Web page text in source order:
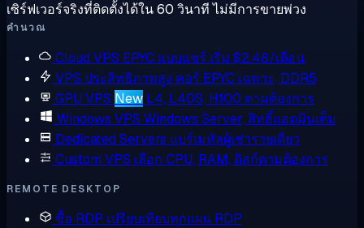
เซิร์ฟเวอร์จริงที่ติดตั้งได้ใน 60 วินาที ไม่มีการขายพ่วง
คำนวณ
Cloud VPS EPYC แบบแชร์ เริ่ม $2.48/เดือน
VPS ประสิทธิภาพสูง คอร์ EPYC เฉพาะ, DDR5
GPU VPS New L4, L40S, H100 ตามต้องการ
Windows VPS Windows Server, สิทธิ์แอดมินเต็ม
Dedicated Servers แบร์เมทัลผู้เช่ารายเดียว
Custom VPS เลือก CPU, RAM, ดิสก์ตามต้องการ
REMOTE DESKTOP
ซื้อ RDP เปรียบเทียบทุกแผน RDP